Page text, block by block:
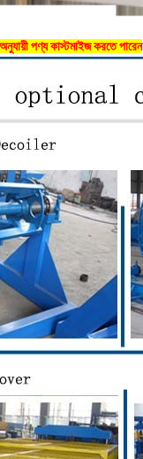
পণ্য কাস্টমাইজ করতে পারেন